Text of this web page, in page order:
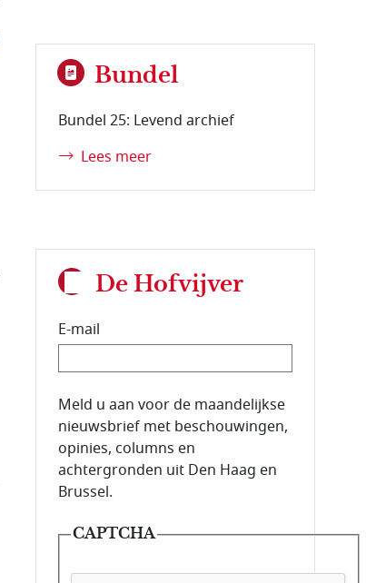
Bundel
Bundel 25: Levend archief
Lees meer
De Hofvijver
E-mail
E-mailadres van de abonnee.
Meld u aan voor de maandelijkse
nieuwsbrief met beschouwingen,
opinies, columns en
achtergronden uit Den Haag en
Brussel.
CAPTCHA